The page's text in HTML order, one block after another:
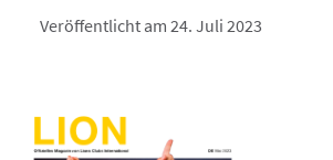
Veröffentlicht am 24. Juli 2023